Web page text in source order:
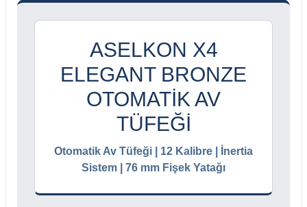
ASELKON X4
ELEGANT BRONZE
OTOMATIK AV
TÜFEĞI
Otomatik Av Tüfeği | 12 Kalibre | İnertia
Sistem | 76 mm Fişek Yatağı